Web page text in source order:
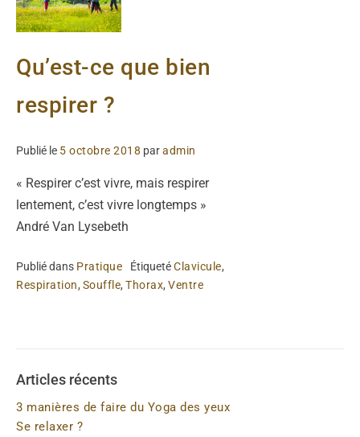
Qu’est-ce que bien
respirer ?
Publié le 5 octobre 2018 paradmin
« Respirer c’est vivre, mais respirer
lentement, c’est vivre longtemps »
André Van Lysebeth
Publié dans Pratique ÉtiquetéClavicule,
Respiration, Souffle, Thorax, Ventre
Articles récents
3 manières de faire du Yoga des yeux
Se relaxer ?